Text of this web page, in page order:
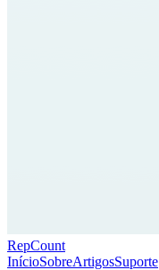
RepCount
InícioSobreArtigosSuporte